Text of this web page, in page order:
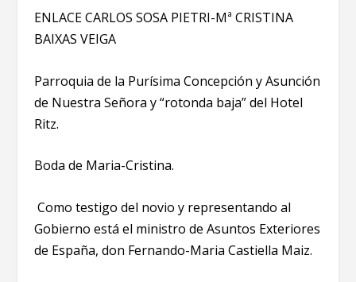
ENLACE CARLOS SOSA PIETRI-Mª CRISTINA
BAIXAS VEIGA
Parroquia de la Purísima Concepción y Asunción
de Nuestra Señora y “rotonda baja” del Hotel
Ritz.
Boda de Maria-Cristina.
Como testigo del novio y representando al
Gobierno está el ministro de Asuntos Exteriores
de España, don Fernando-Maria Castiella Maiz.